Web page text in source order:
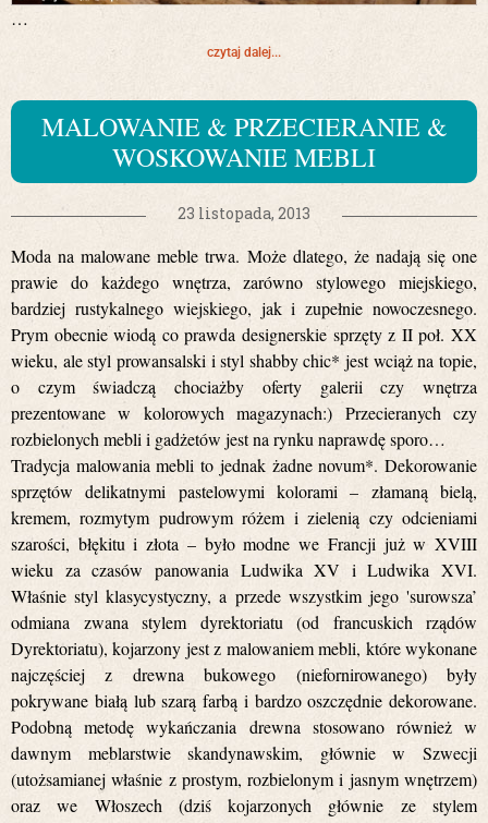
…
czytaj dalej...
MALOWANIE & PRZECIERANIE &
WOSKOWANIE MEBLI
23 listopada, 2013
Moda na malowane meble trwa. Może dlatego, że nadają się one
prawie do każdego wnętrza, zarówno stylowego miejskiego,
bardziej rustykalnego wiejskiego, jak i zupełnie nowoczesnego.
Prym obecnie wiodą co prawda designerskie sprzęty z II poł. XX
wieku, ale styl prowansalski i styl shabby chic* jest wciąż na topie,
o czym świadczą chociażby oferty galerii czy wnętrza
prezentowane w kolorowych magazynach:) Przecieranych czy
rozbielonych mebli i gadżetów jest na rynku naprawdę sporo…
Tradycja malowania mebli to jednak żadne novum*. Dekorowanie
sprzętów delikatnymi pastelowymi kolorami – złamaną bielą,
kremem, rozmytym pudrowym różem i zielenią czy odcieniami
szarości, błękitu i złota – było modne we Francji już w XVIII
wieku za czasów panowania Ludwika XV i Ludwika XVI.
Właśnie styl klasycystyczny, a przede wszystkim jego 'surowsza’
odmiana zwana stylem dyrektoriatu (od francuskich rządów
Dyrektoriatu), kojarzony jest z malowaniem mebli, które wykonane
najczęściej z drewna bukowego (niefornirowanego) były
pokrywane białą lub szarą farbą i bardzo oszczędnie dekorowane.
Podobną metodę wykańczania drewna stosowano również w
dawnym meblarstwie skandynawskim, głównie w Szwecji
(utożsamianej właśnie z prostym, rozbielonym i jasnym wnętrzem)
oraz we Włoszech (dziś kojarzonych głównie ze stylem